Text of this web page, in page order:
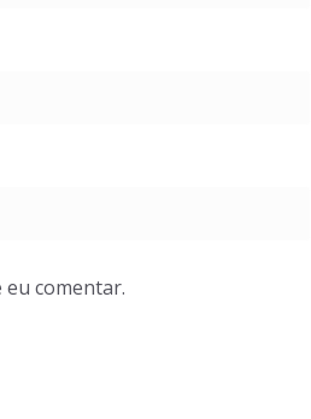
eu comentar.